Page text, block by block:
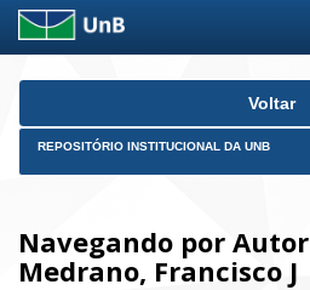
Skip
Voltar
REPOSITÓRIO INSTITUCIONAL DA UNB
Navegando por Autor
Medrano, Francisco J